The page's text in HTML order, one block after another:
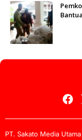
PT. Sakato Media Utama